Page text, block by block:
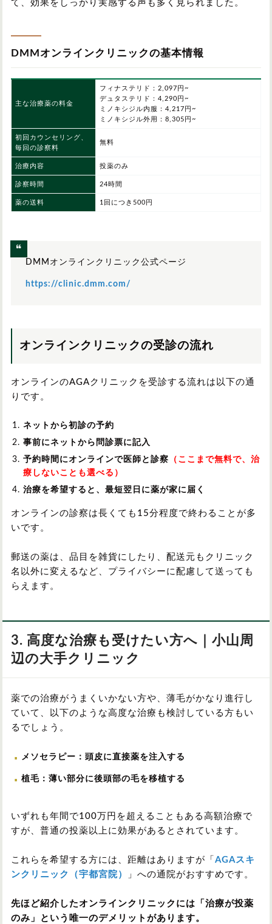
て、効果をしっかり実感する声も多く見られました。
DMMオンラインクリニックの基本情報
主な治療薬の料金
フィナステリド：2,097円~
デュタステリド：4,290円~
ミノキシジル内服：4,217円~
ミノキシジル外用：8,305円~
初回カウンセリング、
毎回の診察料
無料
治療内容 投薬のみ
診察時間 24時間
薬の送料 1回につき500円
DMMオンラインクリニック公式ページ
https://clinic.dmm.com/
オンラインクリニックの受診の流れ
オンラインのAGAクリニックを受診する流れは以下の通
りです。
ネットから初診の予約
事前にネットから問診票に記入
予約時間にオンラインで医師と診察 （ここまで無料で、治
療しないことも選べる）
治療を希望すると、最短翌日に薬が家に届く
オンラインの診察は長くても15分程度で終わることが多
いです。
郵送の薬は、品目を雑貨にしたり、配送元もクリニック
名以外に変えるなど、プライバシーに配慮して送っても
らえます。
3. 高度な治療も受けたい方へ｜小山周
辺の大手クリニック
薬での治療がうまくいかない方や、薄毛がかなり進行し
ていて、以下のような高度な治療も検討している方もい
るでしょう。
メソセラピー：頭皮に直接薬を注入する
植毛：薄い部分に後頭部の毛を移植する
いずれも年間で100万円を超えることもある高額治療で
すが、普通の投薬以上に効果があるとされています。
これらを希望する方には、距離はありますが「 AGAスキ
ンクリニック（宇都宮院）
」への通院がおすすめです。
先ほど紹介したオンラインクリニックには「治療が投薬
のみ」という唯一のデメリットがあります。